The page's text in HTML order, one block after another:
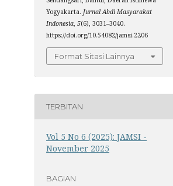
Yogyakarta.Jurnal Abdi Masyarakat
Indonesia,5(6), 3031–3040.
https://doi.org/10.54082/jamsi.2206
Format Sitasi Lainnya
TERBITAN
Vol 5 No 6 (2025): JAMSI -
November 2025
BAGIAN